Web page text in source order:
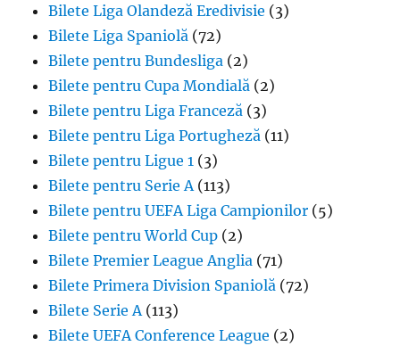
Bilete Liga Olandeză Eredivisie (3)
Bilete Liga Spaniolă (72)
Bilete pentru Bundesliga (2)
Bilete pentru Cupa Mondială (2)
Bilete pentru Liga Franceză (3)
Bilete pentru Liga Portugheză (11)
Bilete pentru Ligue 1 (3)
Bilete pentru Serie A (113)
Bilete pentru UEFA Liga Campionilor (5)
Bilete pentru World Cup (2)
Bilete Premier League Anglia (71)
Bilete Primera Division Spaniolă (72)
Bilete Serie A (113)
Bilete UEFA Conference League (2)